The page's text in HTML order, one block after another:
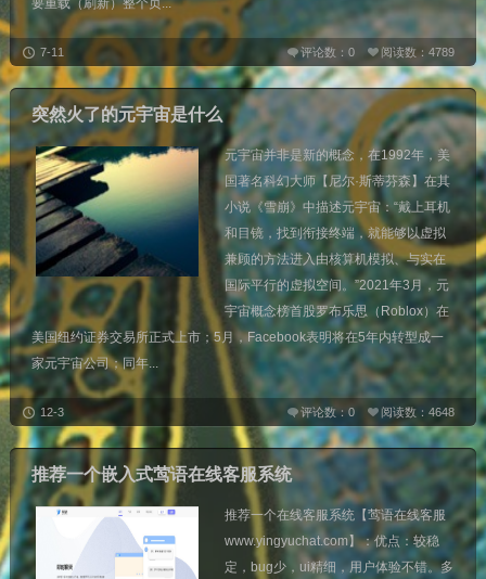
要重载（刷新）整个页...
阅读数：4789
评论数：0
7-11
突然火了的元宇宙是什么
元宇宙并非是新的概念，在1992年，美
国著名科幻大师【尼尔·斯蒂芬森】在其
小说《雪崩》中描述元宇宙：“戴上耳机
和目镜，找到衔接终端，就能够以虚拟
兼顾的方法进入由核算机模拟、与实在
国际平行的虚拟空间。”2021年3月，元
宇宙概念榜首股罗布乐思（Roblox）在
美国纽约证券交易所正式上市；5月，Facebook表明将在5年内转型成一
家元宇宙公司；同年...
阅读数：4648
评论数：0
12-3
推荐一个嵌入式莺语在线客服系统
推荐一个在线客服系统【莺语在线客服
www.yingyuchat.com】：优点：较稳
定，bug少，ui精细，用户体验不错。多